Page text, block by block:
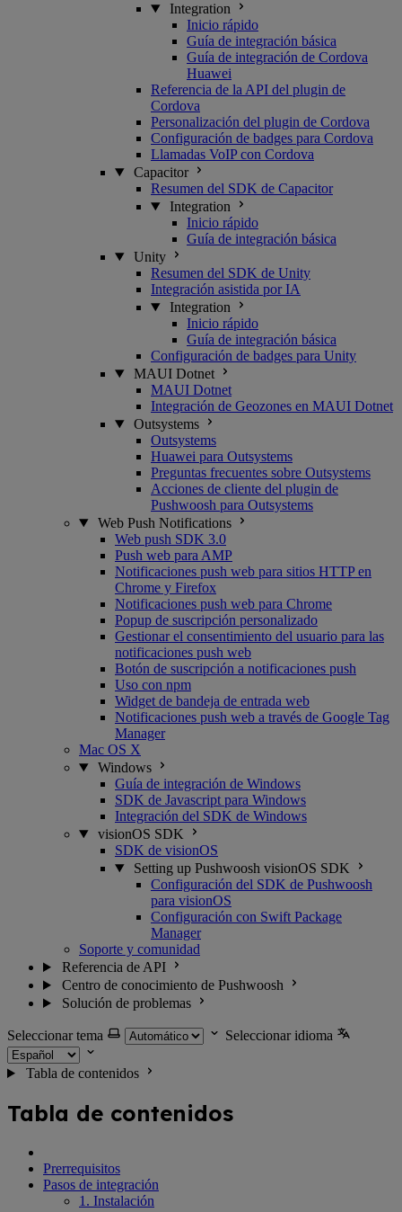
Integration
Inicio rápido
Guía de integración básica
Guía de integración de Cordova
Huawei
Referencia de la API del plugin de
Cordova
Personalización del plugin de Cordova
Configuración de badges para Cordova
Llamadas VoIP con Cordova
Capacitor
Resumen del SDK de Capacitor
Integration
Inicio rápido
Guía de integración básica
Unity
Resumen del SDK de Unity
Integración asistida por IA
Integration
Inicio rápido
Guía de integración básica
Configuración de badges para Unity
MAUI Dotnet
MAUI Dotnet
Integración de Geozones en MAUI Dotnet
Outsystems
Outsystems
Huawei para Outsystems
Preguntas frecuentes sobre Outsystems
Acciones de cliente del plugin de
Pushwoosh para Outsystems
Web Push Notifications
Web push SDK 3.0
Push web para AMP
Notificaciones push web para sitios HTTP en
Chrome y Firefox
Notificaciones push web para Chrome
Popup de suscripción personalizado
Gestionar el consentimiento del usuario para las
notificaciones push web
Botón de suscripción a notificaciones push
Uso con npm
Widget de bandeja de entrada web
Notificaciones push web a través de Google Tag
Manager
Mac OS X
Windows
Guía de integración de Windows
SDK de Javascript para Windows
Integración del SDK de Windows
visionOS SDK
SDK de visionOS
Setting up Pushwoosh visionOS SDK
Configuración del SDK de Pushwoosh
para visionOS
Configuración con Swift Package
Manager
Soporte y comunidad
Referencia de API
Centro de conocimiento de Pushwoosh
Solución de problemas
Seleccionar tema Seleccionar idioma
Tabla de contenidos
Tabla de contenidos
Prerrequisitos
Pasos de integración
1. Instalación